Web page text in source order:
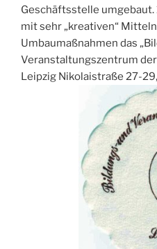
Geschäftsstelle
mit sehr „kreativen“
Umbaumaßnahmen das
Veranstaltungszentrum der
Leipzig Nikolaistraße 27-